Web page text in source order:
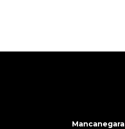
Mancanegara